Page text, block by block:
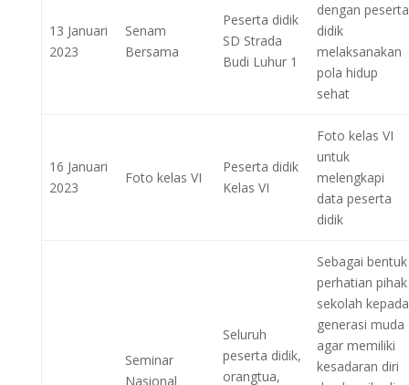
13 Januari
2023
Senam
Bersama
Peserta didik
SD Strada
Budi Luhur 1
dengan peserta
didik
melaksanakan
pola hidup
sehat
16 Januari
2023
Foto kelas VI
Peserta didik
Kelas VI
Foto kelas VI
untuk
melengkapi
data peserta
didik
Seminar
Nasional
Seluruh
peserta didik,
orangtua,
Sebagai bentuk
perhatian pihak
sekolah kepada
generasi muda
agar memiliki
kesadaran diri